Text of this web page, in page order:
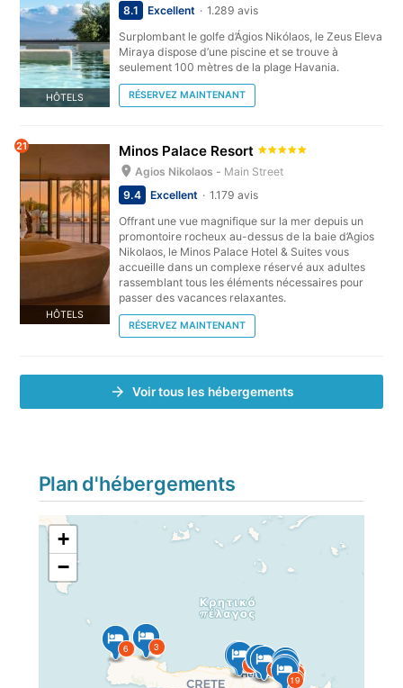
HÔTELS
8.1
Excellent
1.289 avis
Surplombant le golfe d’Ágios Nikólaos, le Zeus Eleva
Miraya dispose d’une piscine et se trouve à
seulement 100 mètres de la plage Havania.
RÉSERVEZ MAINTENANT
HÔTELS
21 Minos Palace Resort
Agios Nikolaos - Main Street
9.4
Excellent
1.179 avis
Offrant une vue magnifique sur la mer depuis un
promontoire rocheux au-dessus de la baie d’Agios
Nikolaos, le Minos Palace Hotel & Suites vous
accueille dans un complexe réservé aux adultes
rassemblant tous les éléments nécessaires pour
passer des vacances relaxantes.
RÉSERVEZ MAINTENANT
Voir tous les hébergements
Plan d'hébergements
1
2
3
45
6
78
9 10
11
1213
14
15 16
17
18
19
20
21
+
−